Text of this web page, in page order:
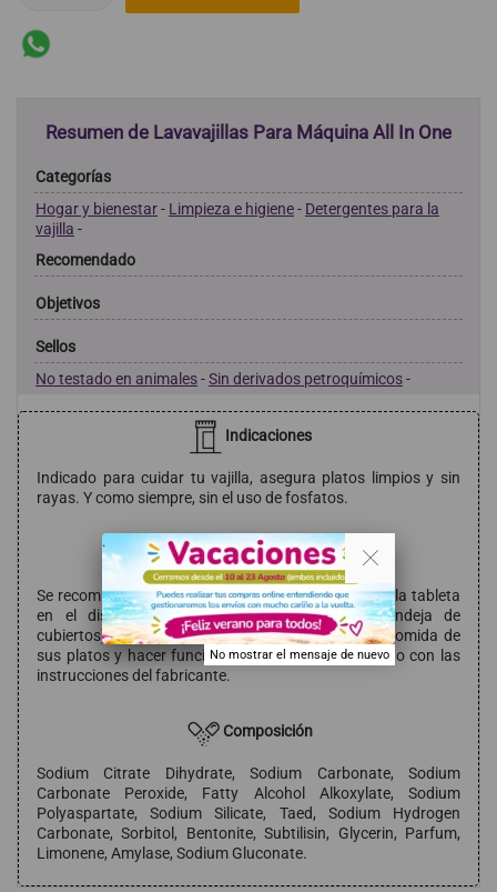
Resumen de Lavavajillas Para Máquina All In One
Categorías
Hogar y bienestar- Limpieza e higiene- Detergentes para la
vajilla -
Recomendado
Objetivos
Sellos
No testado en animales-Sin derivados petroquímicos-
Indicaciones
Indicado para cuidar tu vajilla, asegura platos limpios y sin
rayas. Y como siempre, sin el uso de fosfatos.
Modo de empleo
Se recomienda retirar la película reciclable y colocar la tableta
en el dispensador (u opcionalmente en la bandeja de
cubiertos). Primero, retirar los restos grandes de comida de
sus platos y hacer funcionar la máquina de acuerdo con las
instrucciones del fabricante.
Composición
Sodium Citrate Dihydrate, Sodium Carbonate, Sodium
Carbonate Peroxide, Fatty Alcohol Alkoxylate, Sodium
Polyaspartate, Sodium Silicate, Taed, Sodium Hydrogen
Carbonate, Sorbitol, Bentonite, Subtilisin, Glycerin, Parfum,
Limonene, Amylase, Sodium Gluconate.
. .
No mostrar el mensaje de nuevo